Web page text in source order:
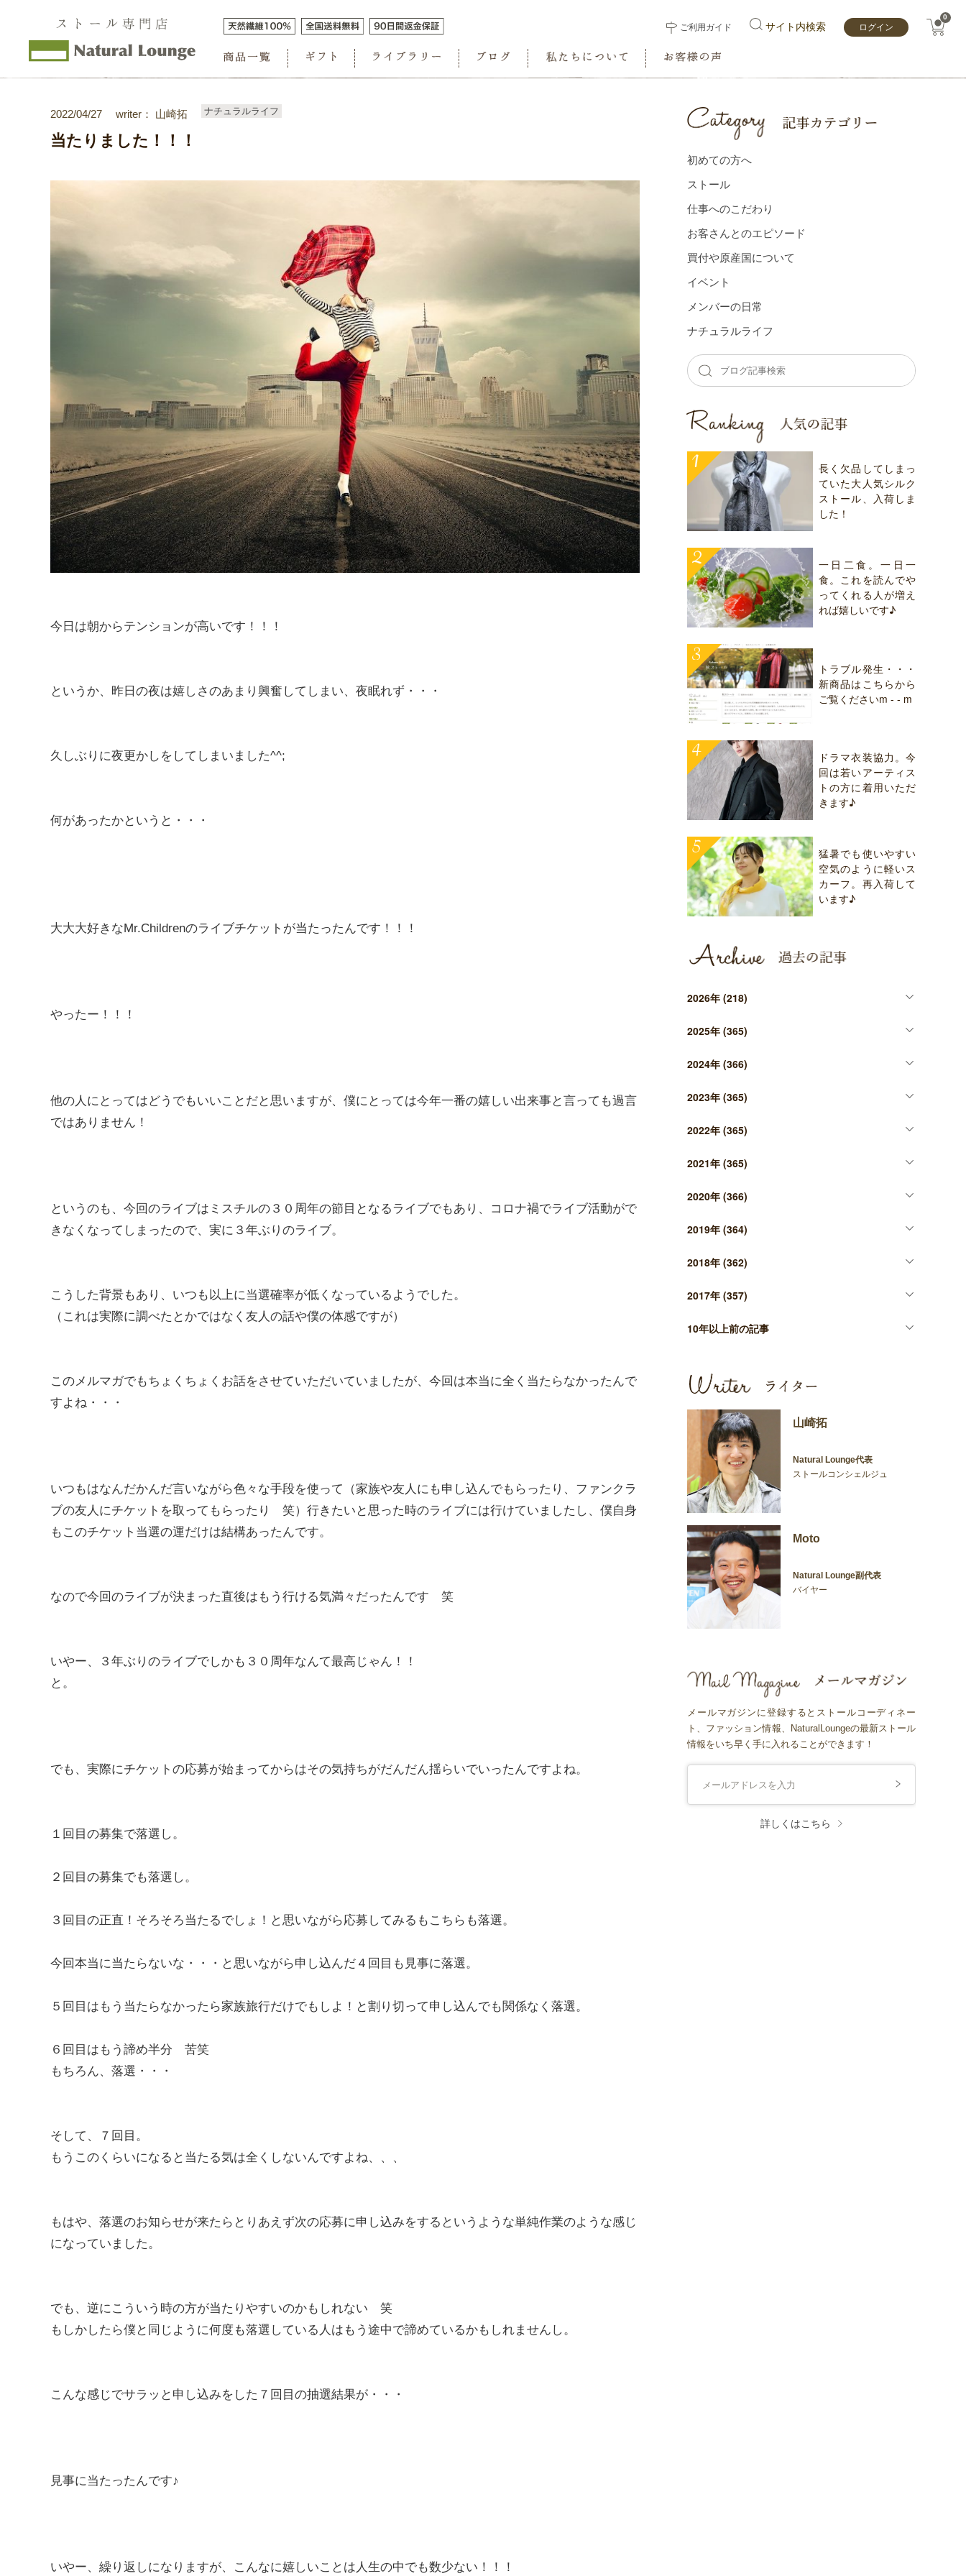
ご利用ガイド サイト内検索 ログイン
0
2022/04/27 writer： 山崎拓 ナチュラルライフ
当たりました！！！
今日は朝からテンションが高いです！！！
というか、昨日の夜は嬉しさのあまり興奮してしまい、夜眠れず・・・
久しぶりに夜更かしをしてしまいました^^;
何があったかというと・・・
大大大好きなMr.Childrenのライブチケットが当たったんです！！！
やったー！！！
他の人にとってはどうでもいいことだと思いますが、僕にとっては今年一番の嬉しい出来事と言っても過言
ではありません！
というのも、今回のライブはミスチルの３０周年の節目となるライブでもあり、コロナ禍でライブ活動がで
きなくなってしまったので、実に３年ぶりのライブ。
こうした背景もあり、いつも以上に当選確率が低くなっているようでした。
（これは実際に調べたとかではなく友人の話や僕の体感ですが）
このメルマガでもちょくちょくお話をさせていただいていましたが、今回は本当に全く当たらなかったんで
すよね・・・
いつもはなんだかんだ言いながら色々な手段を使って（家族や友人にも申し込んでもらったり、ファンクラ
ブの友人にチケットを取ってもらったり 笑）行きたいと思った時のライブには行けていましたし、僕自身
もこのチケット当選の運だけは結構あったんです。
なので今回のライブが決まった直後はもう行ける気満々だったんです 笑
いやー、３年ぶりのライブでしかも３０周年なんて最高じゃん！！
と。
でも、実際にチケットの応募が始まってからはその気持ちがだんだん揺らいでいったんですよね。
１回目の募集で落選し。
２回目の募集でも落選し。
３回目の正直！そろそろ当たるでしょ！と思いながら応募してみるもこちらも落選。
今回本当に当たらないな・・・と思いながら申し込んだ４回目も見事に落選。
５回目はもう当たらなかったら家族旅行だけでもしよ！と割り切って申し込んでも関係なく落選。
６回目はもう諦め半分 苦笑
もちろん、落選・・・
そして、７回目。
もうこのくらいになると当たる気は全くしないんですよね、、、
もはや、落選のお知らせが来たらとりあえず次の応募に申し込みをするというような単純作業のような感じ
になっていました。
でも、逆にこういう時の方が当たりやすいのかもしれない 笑
もしかしたら僕と同じように何度も落選している人はもう途中で諦めているかもしれませんし。
こんな感じでサラッと申し込みをした７回目の抽選結果が・・・
見事に当たったんです♪
いやー、繰り返しになりますが、こんなに嬉しいことは人生の中でも数少ない！！！
初めての方へ
ストール
仕事へのこだわり
お客さんとのエピソード
買付や原産国について
イベント
メンバーの⽇常
ナチュラルライフ
長く欠品してしまっ
ていた大人気シルク
ストール、入荷しま
した！
一日二食。一日一
食。これを読んでや
ってくれる人が増え
れば嬉しいです♪
トラブル発生・・・
新商品はこちらから
ご覧くださいm - - m
ドラマ衣装協力。今
回は若いアーティス
トの方に着用いただ
きます♪
猛暑でも使いやすい
空気のように軽いス
カーフ。再入荷して
います♪
2026年(218)
2025年(365)
2024年(366)
2023年(365)
2022年(365)
2021年(365)
2020年(366)
2019年(364)
2018年(362)
2017年(357)
10年以上前の記事
山崎拓
Natural Lounge代表
ストールコンシェルジュ
Moto
Natural Lounge副代表
バイヤー
メールマガジンに登録するとストールコーディネー
ト、ファッション情報、NaturalLoungeの最新ストール
情報をいち早く手に入れることができます！
詳しくはこちら